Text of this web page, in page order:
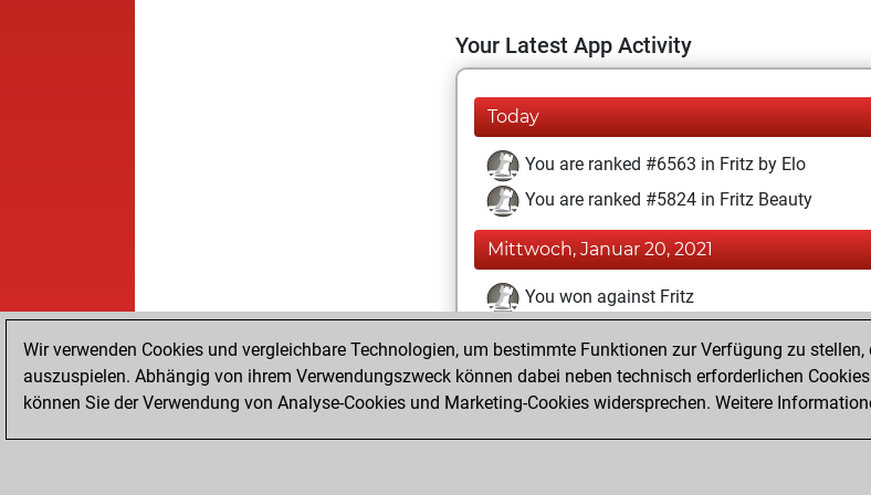
Your Latest App Activity
Today
You are ranked #6563 in Fritz by Elo
You are ranked #5824 in Fritz Beauty
Mittwoch, Januar 20, 2021
You won against Fritz
You achieved a new Elo of 1612
You created your Fritz account
Wir verwenden Cookies und vergleichbare Technologien, um bestimmte Funktionen zur Verfügung zu
auszuspielen. Abhängig von ihrem Verwendungszweck können dabei neben technisch erforderlichen
können Sie der Verwendung von Analyse-Cookies und Marketing-Cookies widersprechen. Weitere